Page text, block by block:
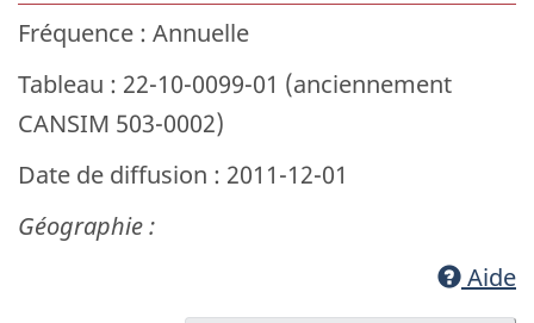
Fréquence : Annuelle
Tableau : 22-10-0099-01 (anciennement
CANSIM 503-0002)
Date de diffusion : 2011-12-01
Géographie :
Aide